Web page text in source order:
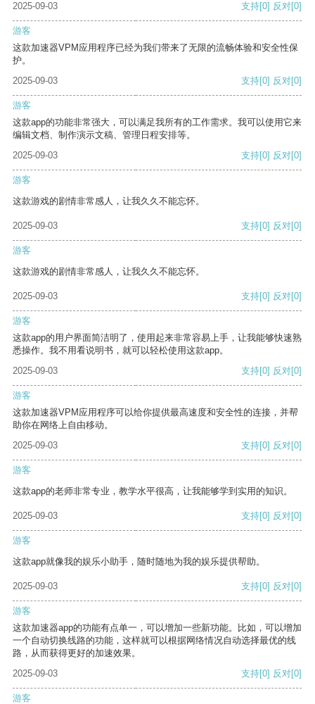
2025-09-03 支持[0] 反对[0]
游客
这款加速器VPM应用程序已经为我们带来了无限的流畅体验和安全性保
护。
2025-09-03
支持[0] 反对[0]
游客
这款app的功能非常强大，可以满足我所有的工作需求。我可以使用它来
编辑文档、制作演示文稿、管理日程安排等。
2025-09-03
支持[0] 反对[0]
游客
这款游戏的剧情非常感人，让我久久不能忘怀。
2025-09-03 支持[0] 反对[0]
游客
这款游戏的剧情非常感人，让我久久不能忘怀。
2025-09-03 支持[0] 反对[0]
游客
这款app的用户界面简洁明了，使用起来非常容易上手，让我能够快速熟
悉操作。我不用看说明书，就可以轻松使用这款app。
2025-09-03
支持[0] 反对[0]
游客
这款加速器VPM应用程序可以给你提供最高速度和安全性的连接，并帮
助你在网络上自由移动。
2025-09-03
支持[0] 反对[0]
游客
这款app的老师非常专业，教学水平很高，让我能够学到实用的知识。
2025-09-03 支持[0] 反对[0]
游客
这款app就像我的娱乐小助手，随时随地为我的娱乐提供帮助。
2025-09-03 支持[0] 反对[0]
游客
这款加速器app的功能有点单一，可以增加一些新功能。比如，可以增加
一个自动切换线路的功能，这样就可以根据网络情况自动选择最优的线
路，从而获得更好的加速效果。
2025-09-03
支持[0] 反对[0]
游客